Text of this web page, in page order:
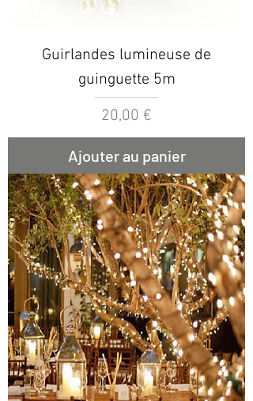
Guirlandes lumineuse de
guinguette 5m
Prix
20,00 €
Ajouter au panier